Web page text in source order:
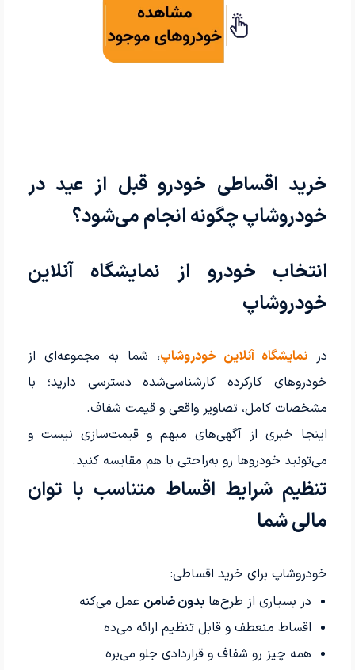
خرید اقساطی خودرو قبل از عید در
خودروشاپ چگونه انجام می‌شود؟
انتخاب خودرو از نمایشگاه آنلاین
خودروشاپ
در نمایشگاه آنلاین خودروشاپ، شما به مجموعه‌ای از
خودروهای کارکرده کارشناسی‌شده دسترسی دارید؛ با
مشخصات کامل، تصاویر واقعی و قیمت شفاف.
اینجا خبری از آگهی‌های مبهم و قیمت‌سازی نیست و
می‌تونید خودروها رو به‌راحتی با هم مقایسه کنید.
تنظیم شرایط اقساط متناسب با توان
مالی شما
خودروشاپ برای خرید اقساطی:
در بسیاری از طرح‌ها بدون ضامن عمل می‌کنه
اقساط منعطف و قابل تنظیم ارائه می‌ده
همه چیز رو شفاف و قراردادی جلو می‌بره